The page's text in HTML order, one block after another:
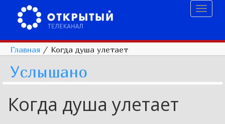
Главная / Когда душа улетает
Услышано
Когда душа улетает